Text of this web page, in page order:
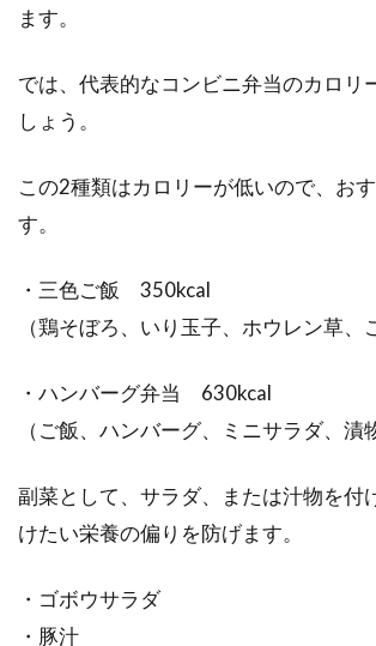
ます。
では、代表的なコンビニ弁当のカロリ
しょう。
この2種類はカロリーが低いので、お
す。
・三色ご飯 350kcal
（鶏そぼろ、いり玉子、ホウレン草、
・ハンバーグ弁当 630kcal
（ご飯、ハンバーグ、ミニサラダ、漬
副菜として、サラダ、または汁物を付
けたい栄養の偏りを防げます。
・ゴボウサラダ
・豚汁